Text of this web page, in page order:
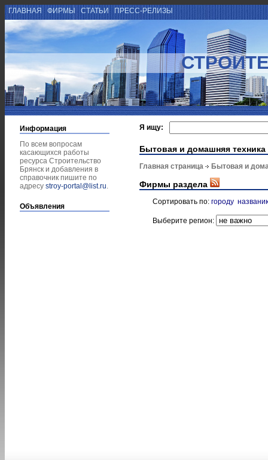
ГЛАВНАЯ ФИРМЫ СТАТЬИ ПРЕСС-РЕЛИЗЫ
Информация
По всем вопросам
касающихся работы
ресурса Строительство
Брянск и добавления в
справочник пишите по
адресу stroy-portal@list.ru.
Объявления
Я ищу:
Бытовая и домашняя техника
Главная страница Бытовая и
Фирмы раздела
Сортировать по: городу
Выберите регион: